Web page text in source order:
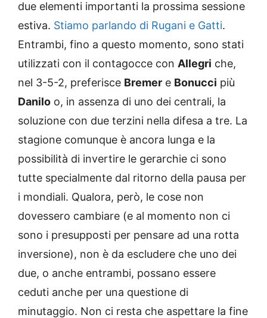
due elementi importanti la prossima sessione
estiva. Stiamo parlando di Rugani e Gatti.
Entrambi, fino a questo momento, sono stati
utilizzati con il contagocce con Allegri che,
nel 3-5-2, preferisce Bremer e Bonucci più
Danilo o, in assenza di uno dei centrali, la
soluzione con due terzini nella difesa a tre. La
stagione comunque è ancora lunga e la
possibilità di invertire le gerarchie ci sono
tutte specialmente dal ritorno della pausa per
i mondiali. Qualora, però, le cose non
dovessero cambiare (e al momento non ci
sono i presupposti per pensare ad una rotta
inversione), non è da escludere che uno dei
due, o anche entrambi, possano essere
ceduti anche per una questione di
minutaggio. Non ci resta che aspettare la fine